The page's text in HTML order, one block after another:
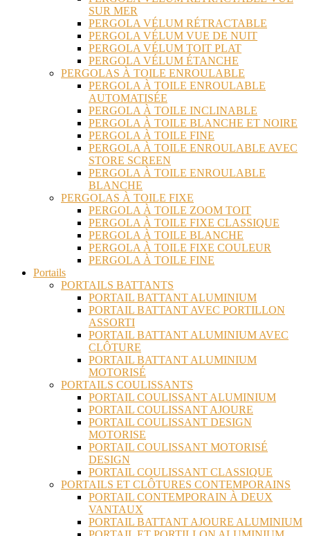
SUR MER
PERGOLA VÉLUM RÉTRACTABLE
PERGOLA VÉLUM VUE DE NUIT
PERGOLA VÉLUM TOIT PLAT
PERGOLA VÉLUM ÉTANCHE
PERGOLAS À TOILE ENROULABLE
PERGOLA À TOILE ENROULABLE
AUTOMATISÉE
PERGOLA À TOILE INCLINABLE
PERGOLA À TOILE BLANCHE ET NOIRE
PERGOLA À TOILE FINE
PERGOLA À TOILE ENROULABLE AVEC
STORE SCREEN
PERGOLA À TOILE ENROULABLE
BLANCHE
PERGOLAS À TOILE FIXE
PERGOLA À TOILE ZOOM TOIT
PERGOLA À TOILE FIXE CLASSIQUE
PERGOLA À TOILE BLANCHE
PERGOLA À TOILE FIXE COULEUR
PERGOLA À TOILE FINE
Portails
PORTAILS BATTANTS
PORTAIL BATTANT ALUMINIUM
PORTAIL BATTANT AVEC PORTILLON
ASSORTI
PORTAIL BATTANT ALUMINIUM AVEC
CLÔTURE
PORTAIL BATTANT ALUMINIUM
MOTORISÉ
PORTAILS COULISSANTS
PORTAIL COULISSANT ALUMINIUM
PORTAIL COULISSANT AJOURE
PORTAIL COULISSANT DESIGN
MOTORISE
PORTAIL COULISSANT MOTORISÉ
DESIGN
PORTAIL COULISSANT CLASSIQUE
PORTAILS ET CLÔTURES CONTEMPORAINS
PORTAIL CONTEMPORAIN À DEUX
VANTAUX
PORTAIL BATTANT AJOURE ALUMINIUM